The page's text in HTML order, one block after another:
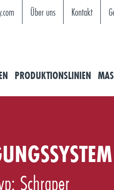
Über uns Kontakt
PRODUKTIONSLINIEN
Schraper